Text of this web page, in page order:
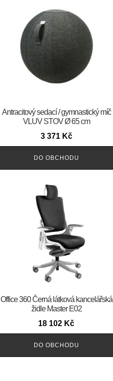
Antracitový sedací / gymnastický míč
VLUV STOV Ø 65 cm
3 371 Kč
DO OBCHODU
Office 360 Černá látková kancelářská
židle Master E02
18 102 Kč
DO OBCHODU